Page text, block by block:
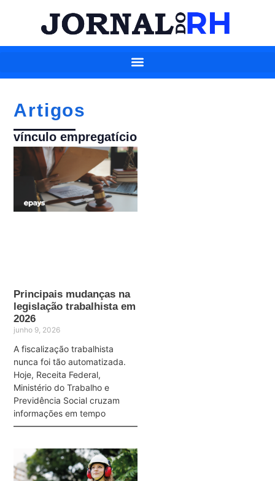
Artigos
vínculo empregatício
Principais mudanças na
legislação trabalhista em
2026
junho 9, 2026
A fiscalização trabalhista
nunca foi tão automatizada.
Hoje, Receita Federal,
Ministério do Trabalho e
Previdência Social cruzam
informações em tempo